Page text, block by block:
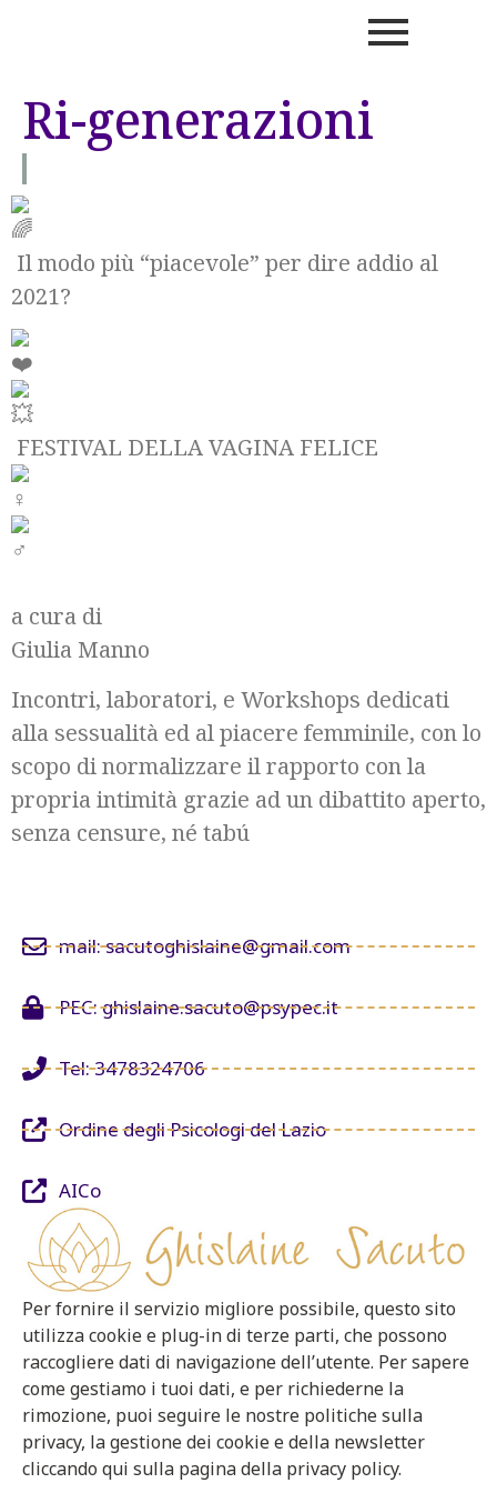
Ri-generazioni
Il modo più “piacevole” per dire addio al
2021?
FESTIVAL DELLA VAGINA FELICE
a cura di
Giulia Manno
Incontri, laboratori, e Workshops dedicati
alla sessualità ed al piacere femminile, con lo
scopo di normalizzare il rapporto con la
propria intimità grazie ad un dibattito aperto,
senza censure, né tabú
mail: sacutoghislaine@gmail.com
PEC: ghislaine.sacuto@psypec.it
Tel: 3478324706
Ordine degli Psicologi del Lazio
AICo
Per fornire il servizio migliore possibile, questo sito
utilizza cookie e plug-in di terze parti, che possono
raccogliere dati di navigazione dell’utente. Per sapere
come gestiamo i tuoi dati, e per richiederne la
rimozione, puoi seguire le nostre politiche sulla
privacy, la gestione dei cookie e della newsletter
cliccando qui sulla pagina della privacy policy.